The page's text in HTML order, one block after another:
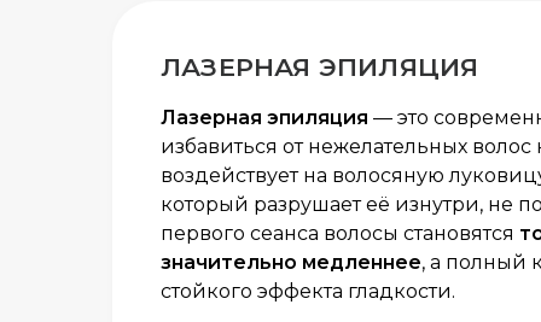
ЛАЗЕРНАЯ ЭПИЛЯЦИЯ
Лазерная эпиляция — это
избавиться от нежелательных
воздействует на волосяную
который разрушает её изнутри, не
первого сеанса волосы становятся
значительно медленнее, а полный
стойкого эффекта гладкости.